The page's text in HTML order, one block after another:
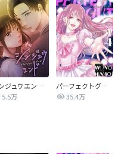
シンジュウエンド【タテヨミ】
5.5万
パーフェクトグリッター
35.4万